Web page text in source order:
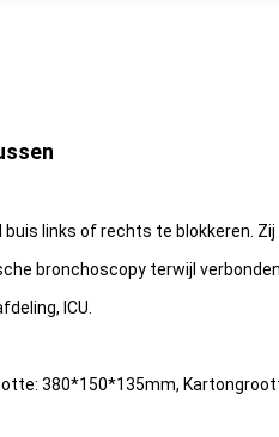
links of rechts te blokkeren.
bronchoscopy terwijl
ICU.
380*150*135mm,